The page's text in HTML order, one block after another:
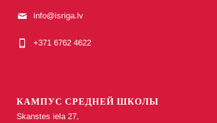
info@isriga.lv
+371 6762 4622
КАМПУС СРЕДНЕЙ ШКОЛЫ
Skanstes iela 27,